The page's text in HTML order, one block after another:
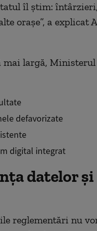
îl știm:
orașe”, a explicat
mai largă,
defavorizate
digital integrat
datelor și
reglementări nu